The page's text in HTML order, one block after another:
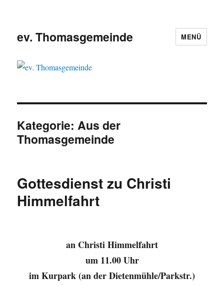
ev. Thomasgemeinde MENÜ
Kategorie:Aus der
Thomasgemeinde
Gottesdienst zu Christi
Himmelfahrt
an Christi Himmelfahrt
um 11.00 Uhr
im Kurpark (an der Dietenmühle/Parkstr.)